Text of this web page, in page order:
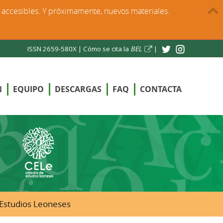
ISSN 2659-580X | Cómo se cita la BEL |
EQUIPO DESCARGAS FAQ CONTACTA
Leoneses
Y próximamente, nuevos materiales.